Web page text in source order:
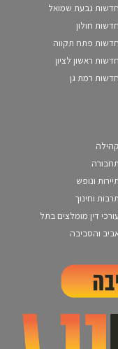
חדשות גבעת שמואל
חדשות חולון
חדשות פתח תקווה
חדשות ראשון לציון
חדשות רמת גן
קהילה
תחבורה
תיירות ונופש
תרבות וחינוך
עורכי דין מומלצים בתל
והסביבה